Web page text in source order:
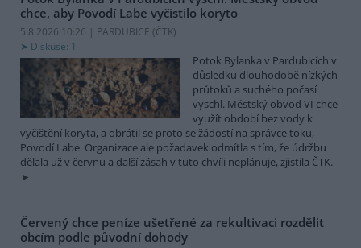
chce, aby Povodí Labe vyčistilo koryto
5.8.2026 10:26 | PARDUBICE (ČTK)
Diskuse: 1
Potok Bylanka v Pardubicích v
důsledku dlouhodobě nízkých
průtoků a suchého počasí
vyschl. Městský obvod VI chce
využít období bez vody k
vyčištění koryta, a obrátil se proto se žádostí na správce toku,
Povodí Labe. Organizace ale požadavek odmítla s tím, že údržbu
dělala už v červnu a další zásah v tuto chvíli neplánuje, zjistila ČTK.
Červený chce peníze ušetřené za rekultivaci rozdělit
obcím podle původní dohody